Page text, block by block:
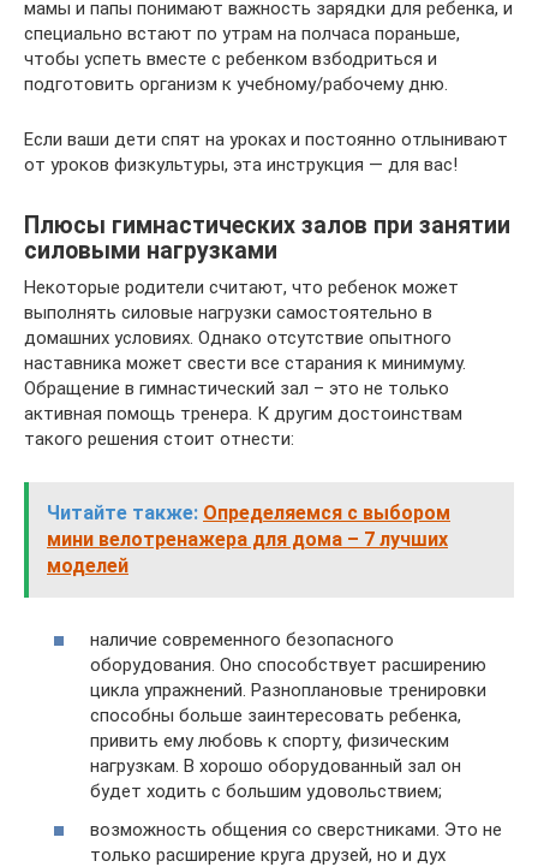
мамы и папы понимают важность зарядки для ребенка, и
специально встают по утрам на полчаса пораньше,
чтобы успеть вместе с ребенком взбодриться и
подготовить организм к учебному/рабочему дню.
Если ваши дети спят на уроках и постоянно отлынивают
от уроков физкультуры, эта инструкция — для вас!
Плюсы гимнастических залов при занятии
силовыми нагрузками
Некоторые родители считают, что ребенок может
выполнять силовые нагрузки самостоятельно в
домашних условиях. Однако отсутствие опытного
наставника может свести все старания к минимуму.
Обращение в гимнастический зал – это не только
активная помощь тренера. К другим достоинствам
такого решения стоит отнести:
Читайте также: Определяемся с выбором
мини велотренажера для дома – 7 лучших
моделей
наличие современного безопасного
оборудования. Оно способствует расширению
цикла упражнений. Разноплановые тренировки
способны больше заинтересовать ребенка,
привить ему любовь к спорту, физическим
нагрузкам. В хорошо оборудованный зал он
будет ходить с большим удовольствием;
возможность общения со сверстниками. Это не
только расширение круга друзей, но и дух